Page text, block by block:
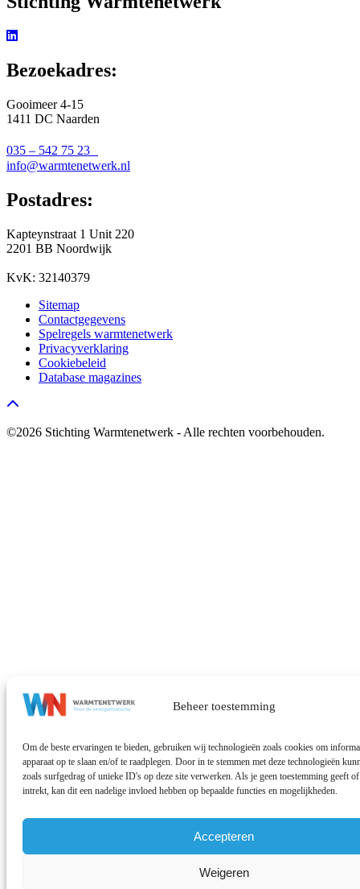
Beheer toestemming
Om de beste ervaringen te bieden, gebruiken wij technologieën zoals cookies om
apparaat op te slaan en/of te raadplegen. Door in te stemmen met deze technologieën
zoals surfgedrag of unieke ID's op deze site verwerken. Als je geen toestemming geeft
intrekt, kan dit een nadelige invloed hebben op bepaalde functies en mogelijkheden.
Accepteren
Weigeren
Bezoekadres:
Gooimeer 4-15
1411 DC Naarden
035 – 542 75 23
info@warmtenetwerk.nl
Postadres:
Kapteynstraat 1 Unit 220
2201 BB Noordwijk
KvK: 32140379
Sitemap
Contactgegevens
Spelregels warmtenetwerk
Privacyverklaring
Cookiebeleid
Database magazines
©2026 Stichting Warmtenetwerk - Alle rechten voorbehouden.